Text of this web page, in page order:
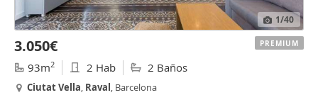
1/40
3.050€
93m2 2 Hab 2 Baños
CiutatVella, Raval, Barcelona
PREMIUM